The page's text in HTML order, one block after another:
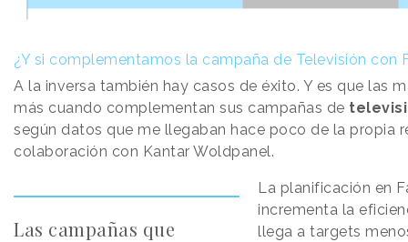
¿Y si complementamos la campaña de Televisión con
A la inversa también hay casos de éxito. Y es que las
más cuando complementan sus campañas de
según datos que me llegaban hace poco de la propia
colaboración con Kantar Woldpanel.
Las campañas que
La planificación en
incrementa la
llega a targets